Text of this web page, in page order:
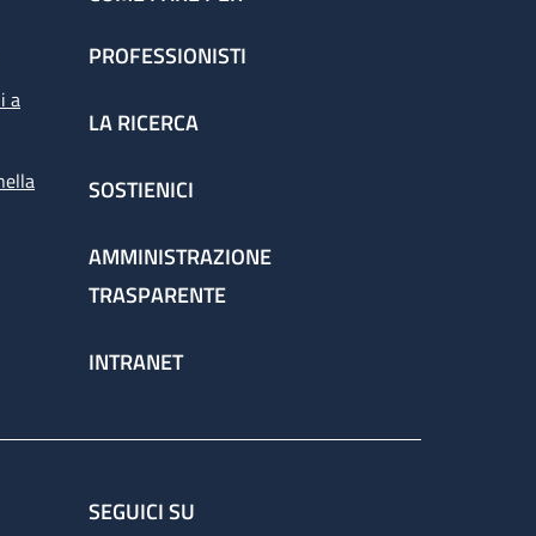
a
PROFESSIONISTI
LA RICERCA
SOSTIENICI
AMMINISTRAZIONE
TRASPARENTE
INTRANET
SEGUICI SU